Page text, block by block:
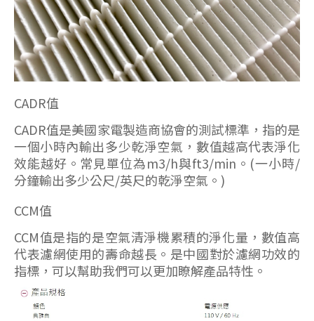
CADR值
CADR值是美國家電製造商協會的測試標準，指的是
一個小時內輸出多少乾淨空氣，數值越高代表淨化
效能越好。常見單位為m3/h與ft3/min。(一小時/
分鐘輸出多少公尺/英尺的乾淨空氣。)
CCM值
CCM值是指的是空氣清淨機累積的淨化量，數值高
代表濾網使用的壽命越長。是中國對於濾網功效的
指標，可以幫助我們可以更加瞭解產品特性。